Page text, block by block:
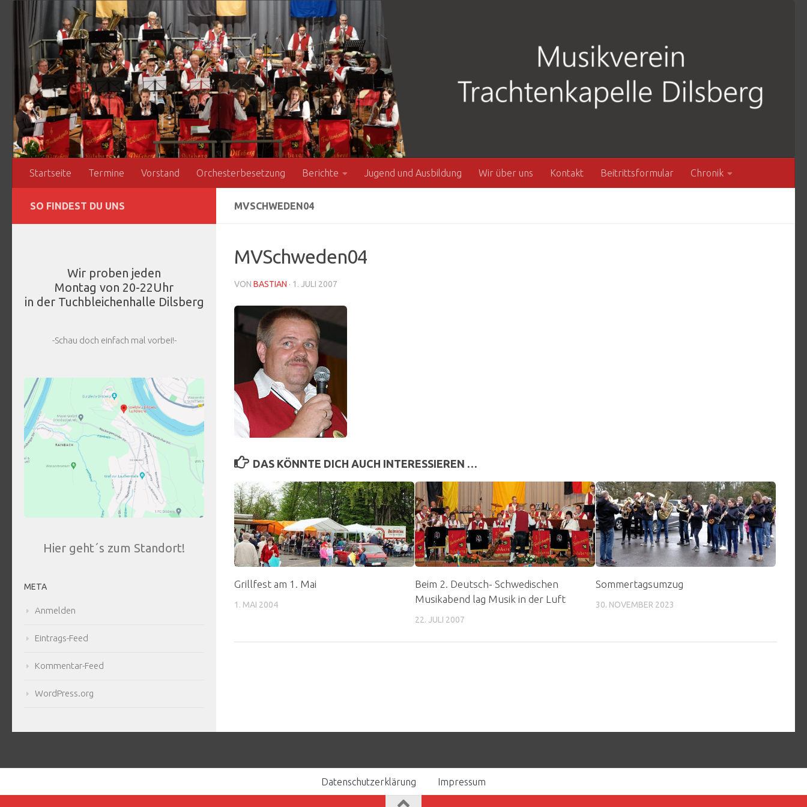
Zum Inhalt springen
Startseite Termine Vorstand Orchesterbesetzung Berichte Jugend und Ausbildung Wir über uns Kontakt Beitrittsformular Chronik
MVSCHWEDEN04
MVSchweden04
VON BASTIAN · 1. JULI 2007
DAS KÖNNTE DICH AUCH INTERESSIEREN …
Grillfest am 1. Mai
1. MAI 2004
Beim 2. Deutsch- Schwedischen
Musikabend lag Musik in der Luft
22. JULI 2007
Sommertagsumzug
30. NOVEMBER 2023
SO FINDEST DU UNS
Wir proben jeden
Montag von 20-22Uhr
in der Tuchbleichenhalle Dilsberg
-Schau doch einfach mal vorbei!-
Hier geht´s zum Standort!
META
Anmelden
Eintrags-Feed
Kommentar-Feed
WordPress.org
Datenschutzerklärung Impressum